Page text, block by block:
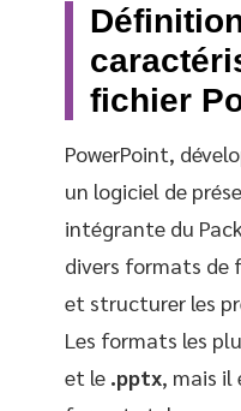
fichier
PowerPoint,
un logiciel de
intégrante du
divers formats de
et structurer les
Les formats les
et le .pptx, mais il